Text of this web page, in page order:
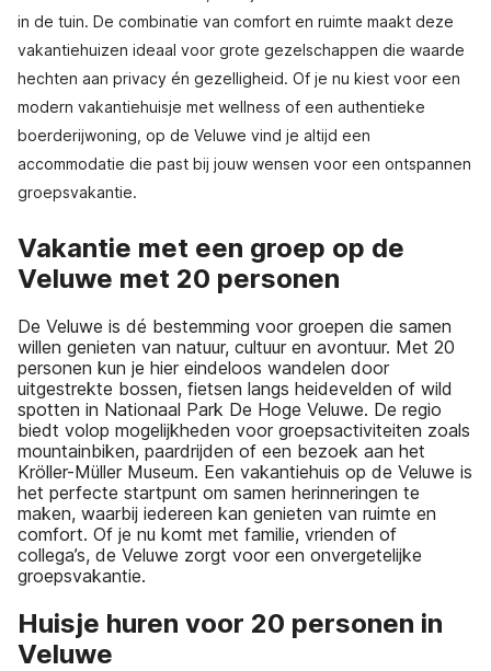
in de tuin. De combinatie van comfort en ruimte maakt deze
vakantiehuizen ideaal voor grote gezelschappen die waarde
hechten aan privacy én gezelligheid. Of je nu kiest voor een
modern vakantiehuisje met wellness of een authentieke
boerderijwoning, op de Veluwe vind je altijd een
accommodatie die past bij jouw wensen voor een ontspannen
groepsvakantie.
Vakantie met een groep op de
Veluwe met 20 personen
De Veluwe is dé bestemming voor groepen die samen
willen genieten van natuur, cultuur en avontuur. Met 20
personen kun je hier eindeloos wandelen door
uitgestrekte bossen, fietsen langs heidevelden of wild
spotten in Nationaal Park De Hoge Veluwe. De regio
biedt volop mogelijkheden voor groepsactiviteiten zoals
mountainbiken, paardrijden of een bezoek aan het
Kröller-Müller Museum. Een vakantiehuis op de Veluwe is
het perfecte startpunt om samen herinneringen te
maken, waarbij iedereen kan genieten van ruimte en
comfort. Of je nu komt met familie, vrienden of
collega’s, de Veluwe zorgt voor een onvergetelijke
groepsvakantie.
Huisje huren voor 20 personen in
Veluwe